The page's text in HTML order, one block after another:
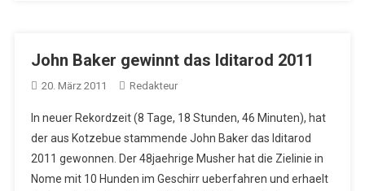
John Baker gewinnt das Iditarod 2011
20. März 2011 Redakteur
In neuer Rekordzeit (8 Tage, 18 Stunden, 46 Minuten), hat
der aus Kotzebue stammende John Baker das Iditarod
2011 gewonnen. Der 48jaehrige Musher hat die Zielinie in
Nome mit 10 Hunden im Geschirr ueberfahren und erhaelt